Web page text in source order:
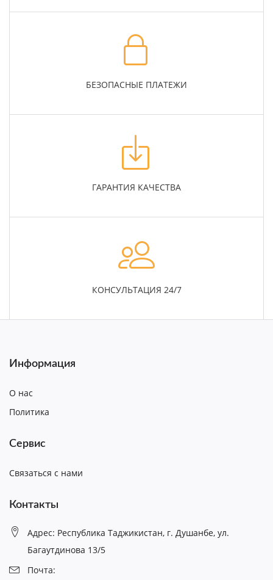
БЕЗОПАСНЫЕ ПЛАТЕЖИ
ГАРАНТИЯ КАЧЕСТВА
КОНСУЛЬТАЦИЯ 24/7
Информация
О нас
Политика
Сервис
Связаться с нами
Контакты
Адрес: Республика Таджикистан, г. Душанбе, ул.
Багаутдинова 13/5
Почта: